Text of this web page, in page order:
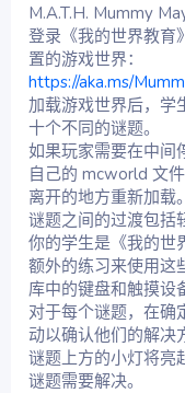
M.A.T.H. Mummy
登录《我的世界教育
置的游戏世界：
https://aka.ms/
加载游戏世界后，学
十个不同的谜题。
如果玩家需要在中间
自己的 mcworld 文
离开的地方重新加载。
谜题之间的过渡包括
你的学生是《我的世
额外的练习来使用这
库中的键盘和触摸设
对于每个谜题，在确
动以确认他们的解决
谜题上方的小灯将亮
谜题需要解决。